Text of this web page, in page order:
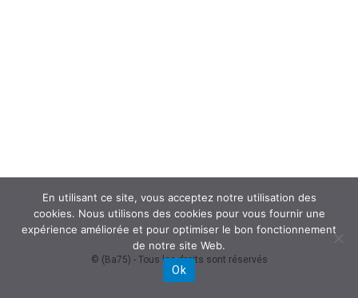
© (Ba75) - Tous les droits sont réservés
En utilisant ce site, vous acceptez notre utilisation des
cookies. Nous utilisons des cookies pour vous fournir une
expérience améliorée et pour optimiser le bon fonctionnement
de notre site Web.
Ok